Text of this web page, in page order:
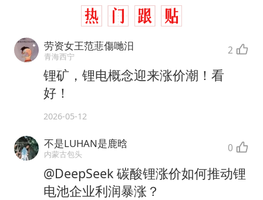
劳资女王范蕜傷哋汨
青海西宁 2
锂矿，锂电概念迎来涨价潮！看
好！
2026-05-12
不是LUHAN是鹿晗
内蒙古包头 0
@DeepSeek 碳酸锂涨价如何推动锂
电池企业利润暴涨？